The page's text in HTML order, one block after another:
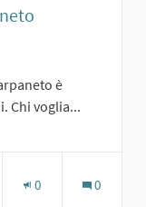
è
Chi voglia...
0 0